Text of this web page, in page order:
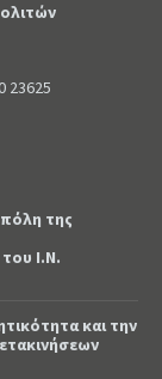
23625
της
Ι.Ν.
και την